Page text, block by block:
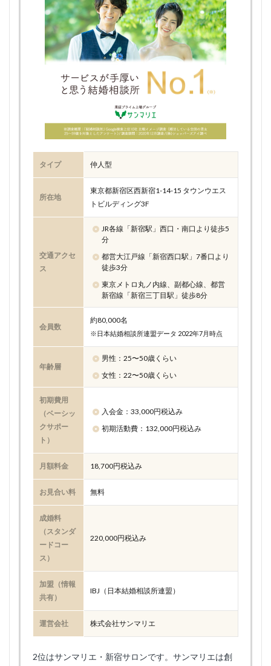
タイプ 仲人型
所在地
東京都新宿区西新宿1-14-15 タウンウエス
トビルディング3F
交通アクセ
ス
JR各線「新宿駅」西口・南口より徒歩5
分
都営大江戸線「新宿西口駅」7番口より
徒歩3分
東京メトロ丸ノ内線、副都心線、都営
新宿線「新宿三丁目駅」徒歩8分
会員数
約80,000名
※日本結婚相談所連盟データ 2022年7月時点
年齢層
男性：25〜50歳くらい
女性：22〜50歳くらい
初期費用
（ベーシッ
クサポー
ト）
入会金：33,000円税込み
初期活動費：132,000円税込み
月額料金 18,700円税込み
お見合い料 無料
成婚料
（スタンダ
ードコー
ス）
220,000円税込み
加盟（情報
共有）
IBJ（日本結婚相談所連盟）
運営会社 株式会社サンマリエ
2位はサンマリエ・新宿サロンです。サンマリエは創